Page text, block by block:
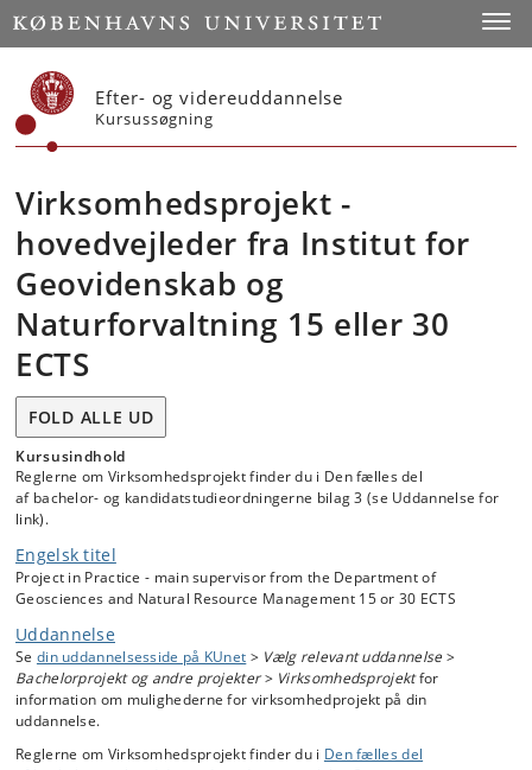
Start
Efter- og videreuddannelse
Kursussøgning
Virksomhedsprojekt -
hovedvejleder fra Institut for
Geovidenskab og
Naturforvaltning 15 eller 30
ECTS
FOLD ALLE UD
Kursusindhold
Reglerne om Virksomhedsprojekt finder du i Den fælles del
af bachelor- og kandidatstudieordningerne bilag 3 (se Uddannelse for
link).
Engelsk titel
Project in Practice - main supervisor from the Department of
Geosciences and Natural Resource Management 15 or 30 ECTS
Uddannelse
Se din uddannelsesside på KUnet > Vælg relevant uddannelse >
Bachelorprojekt og andre projekter> Virksomhedsprojektfor
information om mulighederne for virksomhedprojekt på din
uddannelse.
Reglerne om Virksomhedsprojekt finder du i Den fælles del